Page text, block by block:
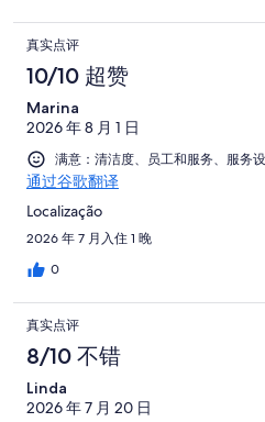
真实点评
10/10 超赞
Marina
2026 年 8 月 1 日
满意：清洁度、员工和服务、服务
通过谷歌翻译
Localização
2026 年 7 月入住 1 晚
0
真实点评
8/10 不错
Linda
2026 年 7 月 20 日